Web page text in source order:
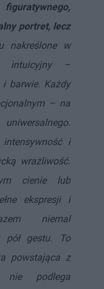
portret, lecz
nakreślone w
i intuicyjny –
barwie. Każdy
– na
i
wrażliwość.
cienie lub
ekspresji i
niemal
pół gestu. To
powstająca z
nie podlega